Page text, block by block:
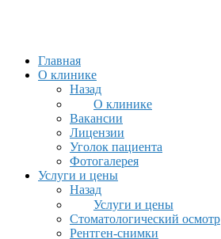
Главная
О клинике
Назад
О клинике
Вакансии
Лицензии
Уголок пациента
Фотогалерея
Услуги и цены
Назад
Услуги и цены
Стоматологический осмотр
Рентген-снимки